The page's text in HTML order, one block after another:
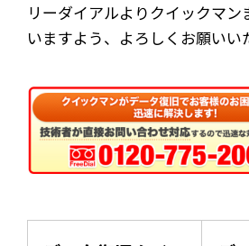
リーダイアルよりクイックマン
いますよう、よろしくお願いい